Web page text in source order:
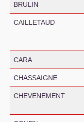
BRULIN
CAILLETAUD
CARA
CHASSAIGNE
CHEVENEMENT